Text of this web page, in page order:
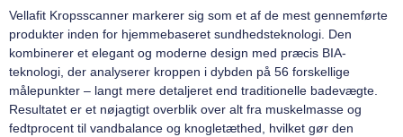
Vellafit Kropsscanner markerer sig som et af de mest gennemførte
produkter inden for hjemmebaseret sundhedsteknologi. Den
kombinerer et elegant og moderne design med præcis BIA-
teknologi, der analyserer kroppen i dybden på 56 forskellige
målepunkter – langt mere detaljeret end traditionelle badevægte.
Resultatet er et nøjagtigt overblik over alt fra muskelmasse og
fedtprocent til vandbalance og knogletæthed, hvilket gør den